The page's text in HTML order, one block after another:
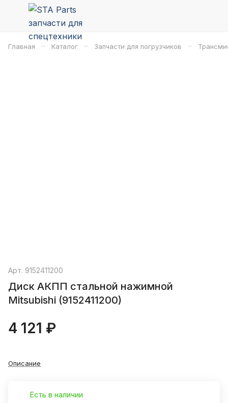
Главная – Каталог – Запчасти для погрузчиков –
Арт. 9152411200
Диск АКПП стальной нажимной
Mitsubishi (9152411200)
4 121 ₽
Описание
Есть в наличии